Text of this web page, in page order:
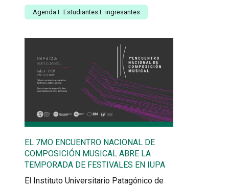
Agenda I Estudiantes I ingresantes
EL 7MO ENCUENTRO NACIONAL DE
COMPOSICIÓN MUSICAL ABRE LA
TEMPORADA DE FESTIVALES EN IUPA
El Instituto Universitario Patagónico de